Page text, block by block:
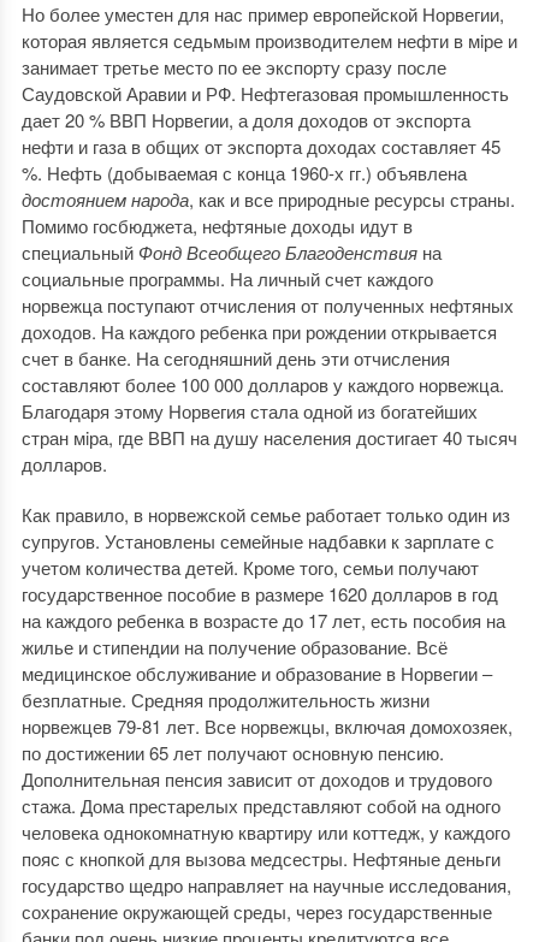
Но более уместен для нас пример европейской Норвегии,
которая является седьмым производителем нефти в мiре и
занимает третье место по ее экспорту сразу после
Саудовской Аравии и РФ. Нефтегазовая промышленность
дает 20 % ВВП Норвегии, а доля доходов от экспорта
нефти и газа в общих от экспорта доходах составляет 45
%. Нефть (добываемая с конца 1960-х гг.) объявлена
достоянием народа, как и все природные ресурсы страны.
Помимо госбюджета, нефтяные доходы идут в
специальный Фонд Всеобщего Благоденствияна
социальные программы. На личный счет каждого
норвежца поступают отчисления от полученных нефтяных
доходов. На каждого ребенка при рождении открывается
счет в банке. На сегодняшний день эти отчисления
составляют более 100 000 долларов у каждого норвежца.
Благодаря этому Норвегия стала одной из богатейших
стран мiра, где ВВП на душу населения достигает 40 тысяч
долларов.
Как правило, в норвежской семье работает только один из
супругов. Установлены семейные надбавки к зарплате с
учетом количества детей. Кроме того, семьи получают
государственное пособие в размере 1620 долларов в год
на каждого ребенка в возрасте до 17 лет, есть пособия на
жилье и стипендии на получение образование. Всё
медицинское обслуживание и образование в Норвегии ‒
безплатные. Средняя продолжительность жизни
норвежцев 79-81 лет. Все норвежцы, включая домохозяек,
по достижении 65 лет получают основную пенсию.
Дополнительная пенсия зависит от доходов и трудового
стажа. Дома престарелых представляют собой на одного
человека однокомнатную квартиру или коттедж, у каждого
пояс с кнопкой для вызова медсестры. Нефтяные деньги
государство щедро направляет на научные исследования,
сохранение окружающей среды, через государственные